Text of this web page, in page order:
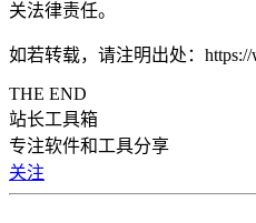
关法律责任。
如若转载，请注明出处：https://
THE END
站长工具箱
专注软件和工具分享
关注